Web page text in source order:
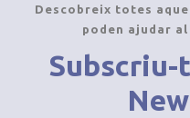
Descobreix totes
poden ajudar
Subscriu-